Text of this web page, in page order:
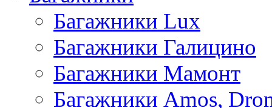
Багажники Lux
Багажники Галицино
Багажники Мамонт
Багажники Amos,